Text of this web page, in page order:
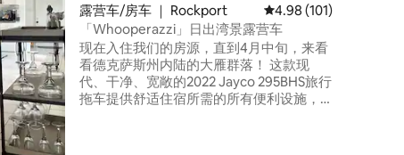
露营车/房车 ｜ Rockport 平均评分 4.98 分（满
4.98 (101)
「Whooperazzi」日出湾景露营车
现在入住我们的房源，直到4月中旬，来看
看德克萨斯州内陆的大雁群落！ 这款现
代、干净、宽敞的2022 Jayco 295BHS旅行
拖车提供舒适住宿所需的所有便利设施，